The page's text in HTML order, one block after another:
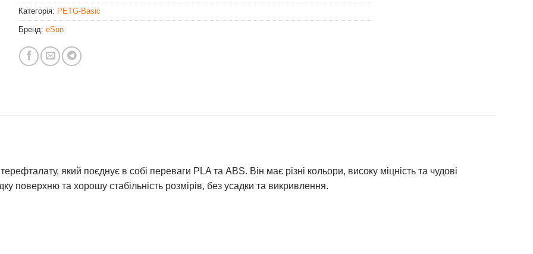
Категорія: PETG-Basic
Бренд: eSun
який поєднує в собі переваги PLA та ABS. Він має різні кольори, високу міцність та чудові
поверхню та хорошу стабільність розмірів, без усадки та викривлення.